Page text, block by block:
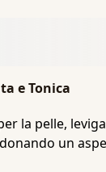
e Tonica
la pelle,
un